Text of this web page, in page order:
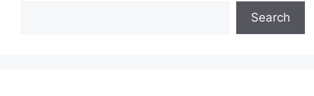
Search